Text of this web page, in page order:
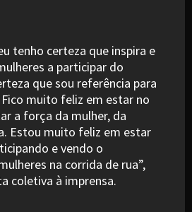
tenho certeza que inspira e
a participar do
que sou referência para
muito feliz em estar no
a força da mulher, da
Estou muito feliz em estar
e vendo o
na corrida de rua”,
coletiva à imprensa.